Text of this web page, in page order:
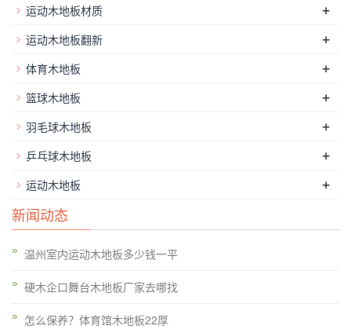
要求“访问指导”时，一般情况下，没有提供售后服务的厂商会以
“没有必要”“没有问题”等方式予以拒绝。
视觉效果可通过颜色进行调整。用小场馆区的房间应选择阴凉深
色系或简洁明快的地板，它可以给人们空间扩大的感觉;相反，
一个温暖的色调地板就会使空间显得相对狭窄。在色彩方面，以
小面积的室内场地应选择质地小或直地板，以避免大而凌乱的图
运动木地板材质 +
运动木地板翻新 +
体育木地板 +
篮球木地板 +
羽毛球木地板 +
乒乓球木地板 +
运动木地板 +
新闻动态
温州室内运动木地板多少钱一平
硬木企口舞台木地板厂家去哪找
怎么保养？体育馆木地板22厚